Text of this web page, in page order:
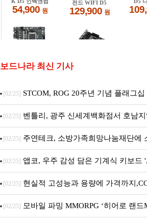
보드나라 최신 기사
[02/25] STCOM, ROG 20주년 기념 플래그
Crosshair X870E EDITION 20 국내 출시 예
[02/25] 벤틀리, 광주 신세계백화점서 호남
픈
[02/25] 주연테크, 소방가족희망나눔재단에
니터·스마트 펫 침대 기부
[02/25] 앱코, 우주 감성 담은 기계식 키보드
브랜드데이 기획전 진행
[02/25] 현실적 고성능과 용량에 가격까지
M.2 NVMe 디앤디컴 1TB
[02/25] 모바일 파밍 MMORPG ‘히어로 랜드